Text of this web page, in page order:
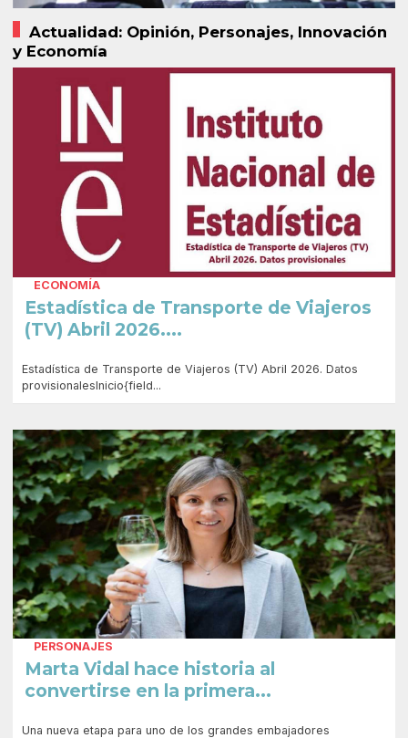
Actualidad: Opinión, Personajes, Innovación
y Economía
ECONOMÍA
Estadística de Transporte de Viajeros
(TV) Abril 2026....
Estadística de Transporte de Viajeros (TV) Abril 2026. Datos
provisionalesInicio{field...
PERSONAJES
Marta Vidal hace historia al
convertirse en la primera...
Una nueva etapa para uno de los grandes embajadores